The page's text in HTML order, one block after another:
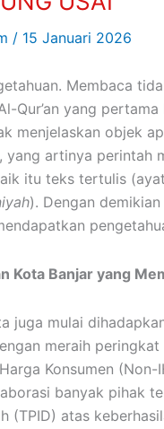
/ 15 Januari 2026
Membaca
Qur’an yang
menjelaskan objek
yang artinya perintah
itu teks tertulis (ayat
). Dengan
Kota Banjar yang
juga mulai
meraih
Konsumen
banyak pihak
(TPID) atas